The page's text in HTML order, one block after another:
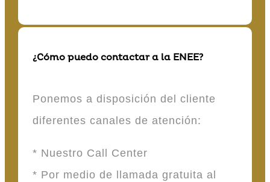
¿Cómo puedo contactar a la ENEE?
Ponemos a disposición del cliente
diferentes canales de atención:
* Nuestro Call Center
* Por medio de llamada gratuita al